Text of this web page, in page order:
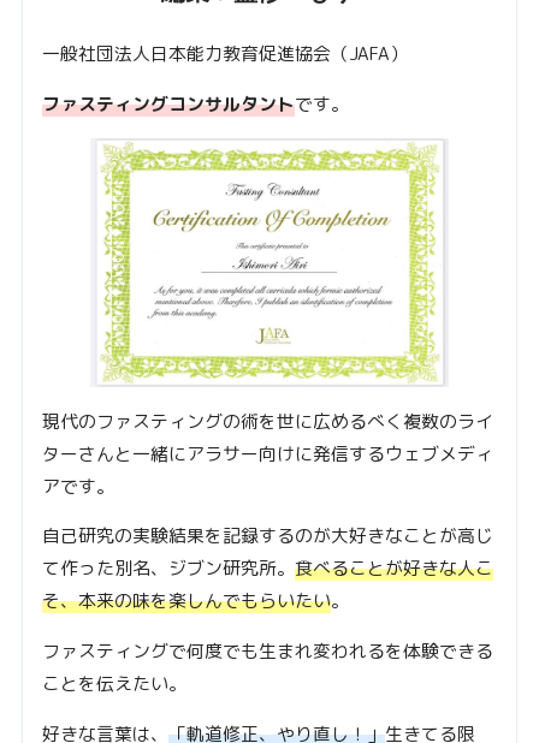
一般社団法人日本能力教育促進協会（JAFA）
ファスティングコンサルタントです。
現代のファスティングの術を世に広めるべく複数のライ
ターさんと一緒にアラサー向けに発信するウェブメディ
アです。
自己研究の実験結果を記録するのが大好きなことが高じ
て作った別名、ジブン研究所。 食べることが好きな人こ
そ、本来の味を楽しんでもらいたい。
ファスティングで何度でも生まれ変われるを体験できる
ことを伝えたい。
好きな言葉は、 「軌道修正、やり直し！」生きてる限